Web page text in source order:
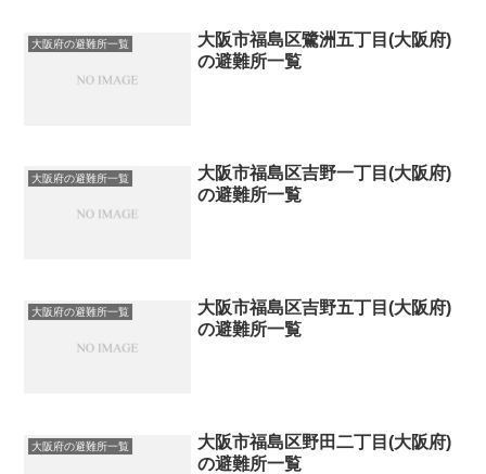
大阪府の避難所一覧
大阪市福島区鷺洲五丁目(大阪府)
の避難所一覧
大阪府の避難所一覧
大阪市福島区吉野一丁目(大阪府)
の避難所一覧
大阪府の避難所一覧
大阪市福島区吉野五丁目(大阪府)
の避難所一覧
大阪府の避難所一覧
大阪市福島区野田二丁目(大阪府)
の避難所一覧